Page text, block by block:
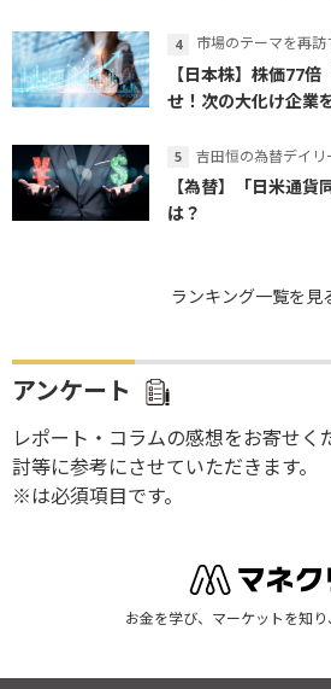
市場のテーマを再訪する
【日本株】株価77
せ！次の大化け企業
吉田恒の為替デイリ
【為替】「日米通
は？
ランキング一覧を見
アンケート
レポート・コラムの感想をお寄せく
討等に参考にさせていただきます。
※は必須項目です。
お金を学び、マーケットを知り